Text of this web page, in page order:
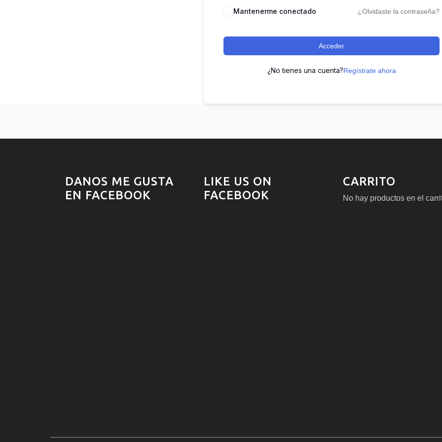
Mantenerme conectado ¿Olvidaste la contraseña?
Acceder
¿No tienes una cuenta?Regístrate ahora
DANOS ME GUSTA
EN FACEBOOK
LIKE US ON
FACEBOOK
CARRITO
No hay productos en el